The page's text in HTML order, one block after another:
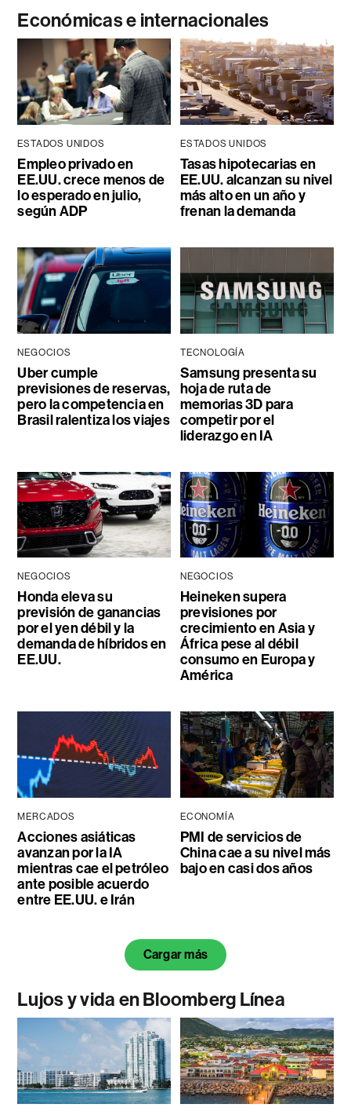
Económicas e internacionales
ESTADOS UNIDOS
Empleo privado en
EE.UU. crece menos de
lo esperado en julio,
según ADP
ESTADOS UNIDOS
Tasas hipotecarias en
EE.UU. alcanzan su nivel
más alto en un año y
frenan la demanda
NEGOCIOS
Uber cumple
previsiones de reservas,
pero la competencia en
Brasil ralentiza los viajes
TECNOLOGÍA
Samsung presenta su
hoja de ruta de
memorias 3D para
competir por el
liderazgo en IA
NEGOCIOS
Honda eleva su
previsión de ganancias
por el yen débil y la
demanda de híbridos en
EE.UU.
NEGOCIOS
Heineken supera
previsiones por
crecimiento en Asia y
África pese al débil
consumo en Europa y
América
MERCADOS
Acciones asiáticas
avanzan por la IA
mientras cae el petróleo
ante posible acuerdo
entre EE.UU. e Irán
ECONOMÍA
PMI de servicios de
China cae a su nivel más
bajo en casi dos años
Cargar más
Lujos y vida en Bloomberg Línea